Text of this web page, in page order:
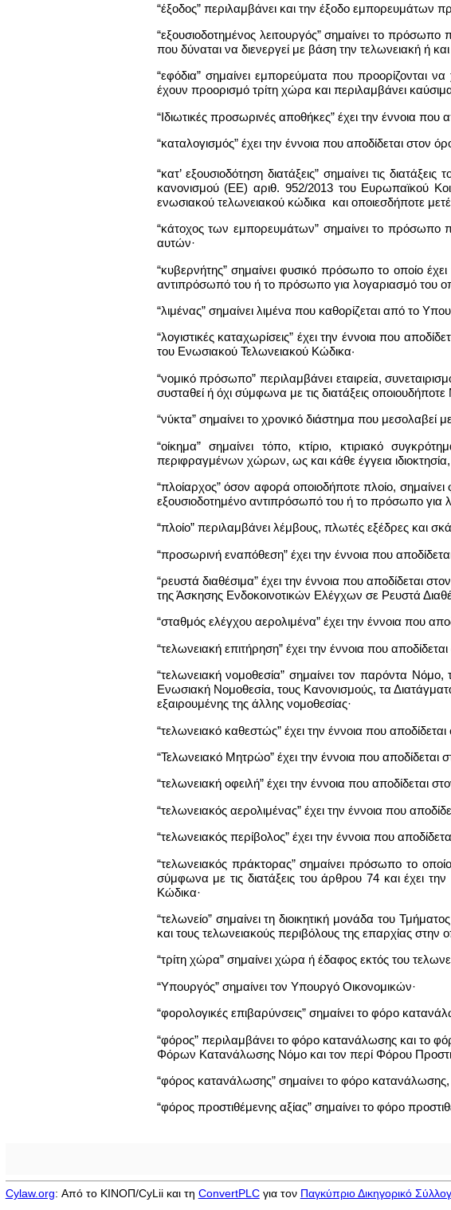
“έξοδος” περιλαμβάνει και την έξοδο εμπορευμάτων
“εξουσιοδοτημένος λειτουργός” σημαίνει το
που δύναται να διενεργεί με βάση την τελωνειακή ή
“εφόδια” σημαίνει εμπορεύματα που
έχουν προορισμό τρίτη χώρα και περιλαμβάνει
“Ιδιωτικές προσωρινές αποθήκες” έχει την έννοια
“καταλογισμός” έχει την έννοια που αποδίδεται στον
“κατ’ εξουσιοδότηση διατάξεις” σημαίνει τις
κανονισμού (ΕΕ) αριθ. 952/2013 του Ευρωπαϊκού
ενωσιακού τελωνειακού κώδικα και οποιεσδήποτε
“κάτοχος των εμπορευμάτων” σημαίνει το πρόσωπο
αυτών·
“κυβερνήτης” σημαίνει φυσικό πρόσωπο το οποίο
αντιπρόσωπό του ή το πρόσωπο για λογαριασμό του
“λιμένας” σημαίνει λιμένα που καθορίζεται από το
“λογιστικές καταχωρίσεις” έχει την έννοια που
του Ενωσιακού Τελωνειακού Κώδικα·
“νομικό πρόσωπο” περιλαμβάνει εταιρεία,
συσταθεί ή όχι σύμφωνα με τις διατάξεις
“νύκτα” σημαίνει το χρονικό διάστημα που
“οίκημα” σημαίνει τόπο, κτίριο, κτιριακό
περιφραγμένων χώρων, ως και κάθε έγγεια
“πλοίαρχος” όσον αφορά οποιοδήποτε πλοίο,
εξουσιοδοτημένο αντιπρόσωπό του ή το πρόσωπο για
“πλοίο” περιλαμβάνει λέμβους, πλωτές εξέδρες και
“προσωρινή εναπόθεση” έχει την έννοια που
“ρευστά διαθέσιμα” έχει την έννοια που αποδίδεται
της Άσκησης Ενδοκοινοτικών Ελέγχων σε Ρευστά
“σταθμός ελέγχου αερολιμένα” έχει την έννοια που
“τελωνειακή επιτήρηση” έχει την έννοια που
“τελωνειακή νομοθεσία” σημαίνει τον παρόντα Νόμο,
Ενωσιακή Νομοθεσία, τους Κανονισμούς, τα
εξαιρουμένης της άλλης νομοθεσίας·
“τελωνειακό καθεστώς” έχει την έννοια που
“Τελωνειακό Μητρώο” έχει την έννοια που αποδίδεται
“τελωνειακή οφειλή” έχει την έννοια που
“τελωνειακός αερολιμένας” έχει την έννοια που
“τελωνειακός περίβολος” έχει την έννοια που
“τελωνειακός πράκτορας” σημαίνει πρόσωπο το
σύμφωνα με τις διατάξεις του άρθρου 74 και έχει
Κώδικα·
“τελωνείο” σημαίνει τη διοικητική μονάδα του
και τους τελωνειακούς περιβόλους της επαρχίας στην
“τρίτη χώρα” σημαίνει χώρα ή έδαφος εκτός του
“Υπουργός” σημαίνει τον Υπουργό Οικονομικών·
“φορολογικές επιβαρύνσεις” σημαίνει το φόρο
“φόρος” περιλαμβάνει το φόρο κατανάλωσης και το
Φόρων Κατανάλωσης Νόμο και τον περί Φόρου
“φόρος κατανάλωσης” σημαίνει το φόρο
“φόρος προστιθέμενης αξίας” σημαίνει το φόρο
Cylaw.org: Από το ΚΙΝOΠ/CyLii και τη ConvertPLCγια τον Παγκύπριο Δικηγορικό